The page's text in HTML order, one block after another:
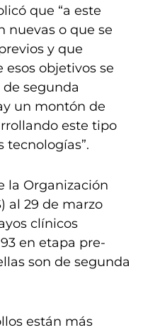
que “a este
nuevas o que se
y que
esos objetivos se
segunda
un montón de
este tipo
tecnologías”.
la Organización
al 29 de marzo
clínicos
en etapa pre-
son de segunda
están más